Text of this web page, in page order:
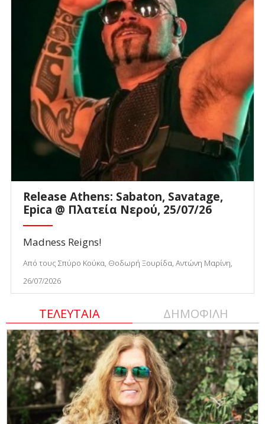
Release Athens: Sabaton, Savatage,
Epica @ Πλατεία Νερού, 25/07/26
Madness Reigns!
Από τους Σπύρο Κούκα, Θοδωρή Ξουρίδα, Αντώνη Μαρίνη,
26/07/2026
ΤΕΛΕΥΤΑΙΑ ΔΗΜΟΦΙΛΗ